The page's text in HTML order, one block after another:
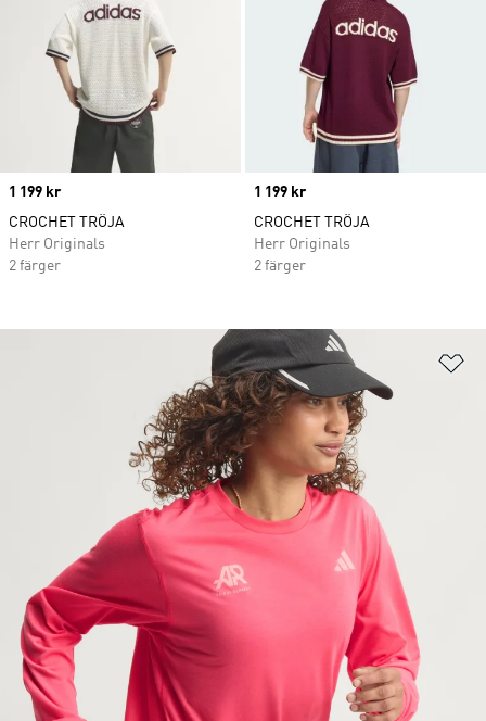
Price
1 199 kr
CROCHET TRÖJA
Herr Originals
2 färger
Price
1 199 kr
CROCHET TRÖJA
Herr Originals
2 färger